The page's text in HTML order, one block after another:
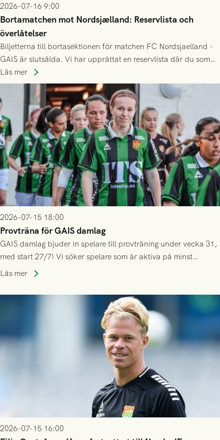
2026-07-16 9:00
Bortamatchen mot Nordsjælland: Reservlista och
överlåtelser
Biljetterna till bortasektionen för matchen FC Nordsjaelland -
GAIS är slutsålda. Vi har upprättat en reservlista där du som
ännu inte har någon biljett kan anmäla ditt intresse. Du kan
inte själv överlåta din biljett till någon annan.
Läs mer
2026-07-15 18:00
Provträna för GAIS damlag
GAIS damlag bjuder in spelare till provträning under vecka 31,
med start 27/7! Vi söker spelare som är aktiva på minst
division 3-nivå.
Läs mer
2026-07-15 16:00